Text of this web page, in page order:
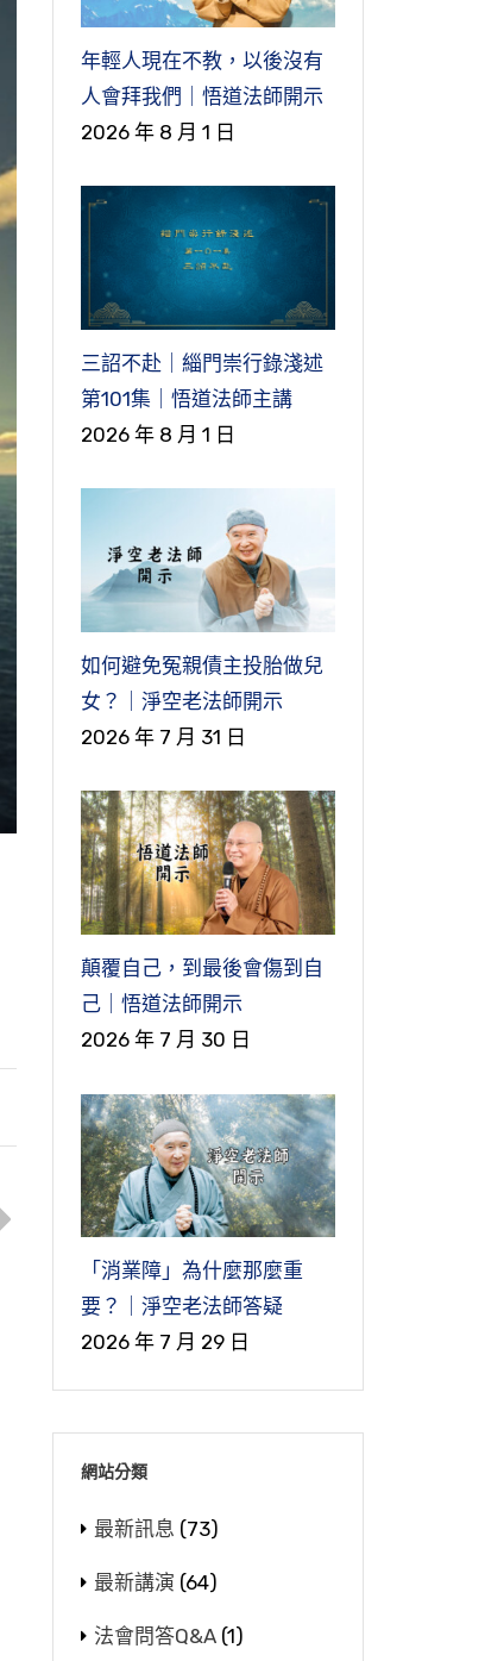
年輕人現在不教，以後沒有
人會拜我們｜悟道法師開示
2026 年 8 月 1 日
三詔不赴｜緇門崇行錄淺述
第101集｜悟道法師主講
2026 年 8 月 1 日
如何避免冤親債主投胎做兒
女？｜淨空老法師開示
2026 年 7 月 31 日
顛覆自己，到最後會傷到自
己｜悟道法師開示
2026 年 7 月 30 日
「消業障」為什麼那麼重
要？｜淨空老法師答疑
2026 年 7 月 29 日
網站分類
最新訊息 (73)
最新講演 (64)
法會問答Q&A(1)